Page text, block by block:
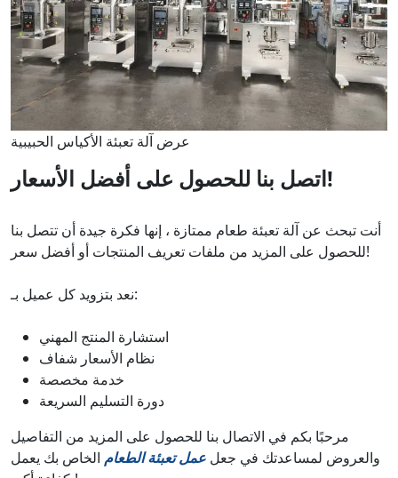
عرض آلة تعبئة الأكياس الحبيبية
اتصل بنا للحصول على أفضل الأسعار!
أنت تبحث عن آلة تعبئة طعام ممتازة ، إنها فكرة جيدة أن تتصل بنا
للحصول على المزيد من ملفات تعريف المنتجات أو أفضل سعر!
نعد بتزويد كل عميل بـ:
استشارة المنتج المهني
نظام الأسعار شفاف
خدمة مخصصة
دورة التسليم السريعة
مرحبًا بكم في الاتصال بنا للحصول على المزيد من التفاصيل
والعروض لمساعدتك في جعل عمل تعبئة الطعام الخاص بك يعمل